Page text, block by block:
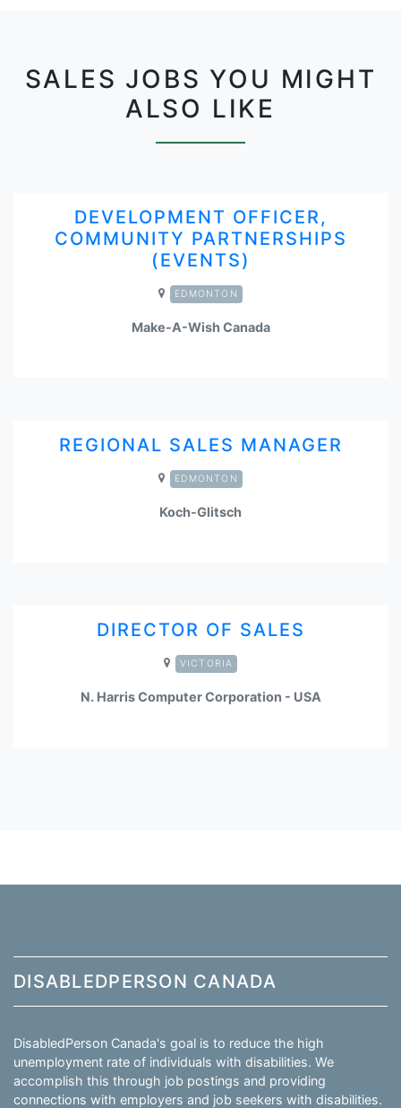
SALES JOBS YOU MIGHT
ALSO LIKE
DEVELOPMENT OFFICER,
COMMUNITY PARTNERSHIPS
(EVENTS)
EDMONTON
Make-A-Wish Canada
REGIONAL SALES MANAGER
EDMONTON
Koch-Glitsch
DIRECTOR OF SALES
VICTORIA
N. Harris Computer Corporation - USA
DISABLEDPERSON CANADA
DisabledPerson Canada's goal is to reduce the high
unemployment rate of individuals with disabilities. We
accomplish this through job postings and providing
connections with employers and job seekers with disabilities.